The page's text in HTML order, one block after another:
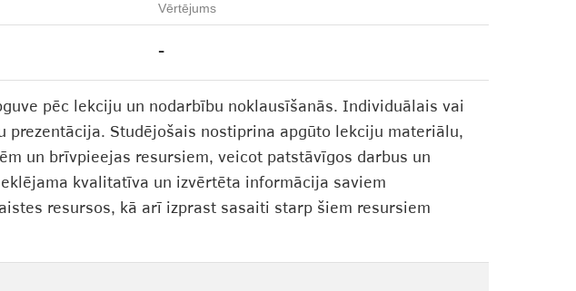
Vērtējums
-
pēc lekciju un nodarbību noklausīšanās. Individuālais vai
prezentācija. Studējošais nostiprina apgūto lekciju materiālu,
un brīvpieejas resursiem, veicot patstāvīgos darbus un
kvalitatīva un izvērtēta informācija saviem
resursos, kā arī izprast sasaiti starp šiem resursiem